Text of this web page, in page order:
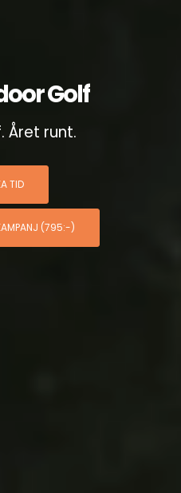
Golf
Året runt.
TID
(795:-)